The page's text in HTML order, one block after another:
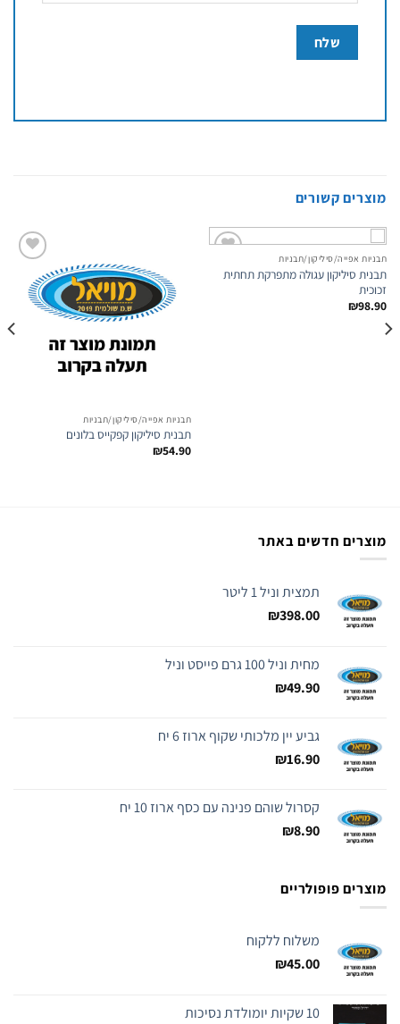
מוצרים קשורים
Add to
תבניות אפייה/סיליקון/תבניות
תבנית סיליקון עגולה מתפרקת תחתית
זכוכית
₪98.90
wishlist
תבניות אפייה/סיליקון/תבניות
תבנית סיליקון קפקייס בלונים
₪54.90
מוצרים חדשים באתר
תמצית וניל 1 ליטר
₪398.00
מחית וניל 100 גרם פייסט וניל
₪49.90
גביע יין מלכותי שקוף ארוז 6 יח
₪16.90
קסרול שוהם פנינה עם כסף ארוז 10 יח
₪8.90
מוצרים פופולריים
משלוח ללקוח
₪45.00
10 שקיות יומולדת נסיכות